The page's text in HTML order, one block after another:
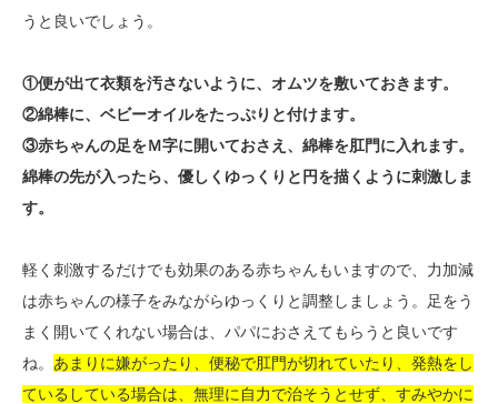
うと良いでしょう。
①便が出て衣類を汚さないように、オムツを敷いておきます。
②綿棒に、ベビーオイルをたっぷりと付けます。
③赤ちゃんの足をＭ字に開いておさえ、綿棒を肛門に入れます。
綿棒の先が入ったら、優しくゆっくりと円を描くように刺激しま
す。
軽く刺激するだけでも効果のある赤ちゃんもいますので、力加減
は赤ちゃんの様子をみながらゆっくりと調整しましょう。足をう
まく開いてくれない場合は、パパにおさえてもらうと良いです
ね。 あまりに嫌がったり、便秘で肛門が切れていたり、発熱をし
ているしている場合は、無理に自力で治そうとせず、すみやかに